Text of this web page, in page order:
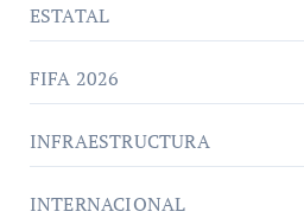
ESTATAL
FIFA 2026
INFRAESTRUCTURA
INTERNACIONAL